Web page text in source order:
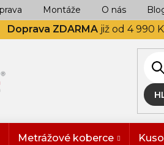
Doprava ZDARMA již od 4 990
Montáže O nás
Metrážové koberce